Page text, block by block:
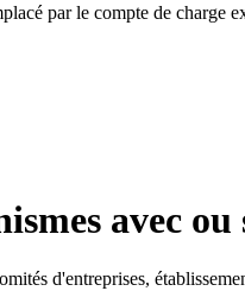
par le compte de charge
avec ou
d'entreprises,